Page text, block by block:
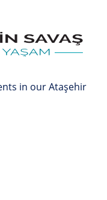
in our Ataşehir